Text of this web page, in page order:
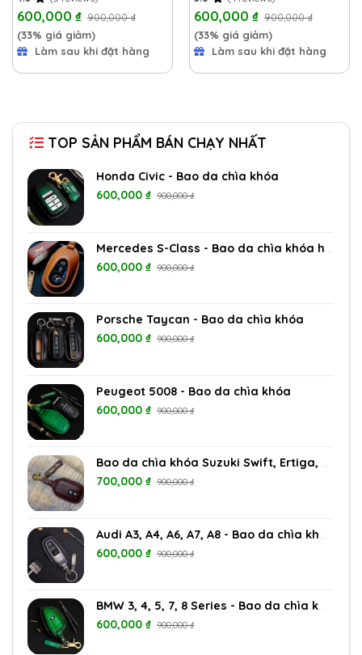
600,000 ₫ 900,000₫
(33% giá giảm)
Làm sau khi đặt hàng
600,000 ₫ 900,000₫
(33% giá giảm)
Làm sau khi đặt hàng
TOP SẢN PHẨM BÁN CHẠY NHẤT
Honda Civic - Bao da chìa khóa
600,000₫ 900,000₫
Mercedes S-Class - Bao da chìa khóa hở nút
600,000₫ 900,000₫
Porsche Taycan - Bao da chìa khóa
600,000₫ 900,000₫
Peugeot 5008 - Bao da chìa khóa
600,000₫ 900,000₫
Bao da chìa khóa Suzuki Swift, Ertiga, Vitara, XL7
700,000₫ 900,000₫
Audi A3, A4, A6, A7, A8 - Bao da chìa khóa
600,000₫ 900,000₫
BMW 3, 4, 5, 7, 8 Series - Bao da chìa khóa
600,000₫ 900,000₫